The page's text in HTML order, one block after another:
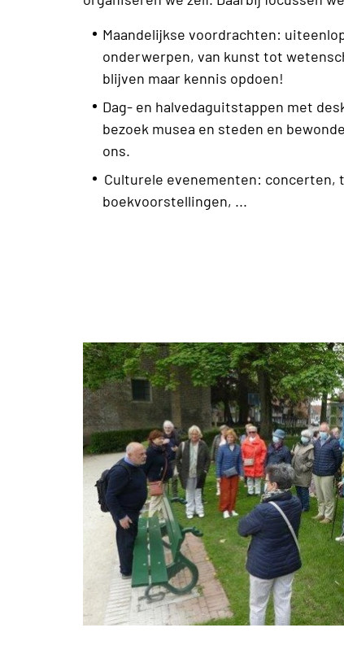
Maandelijkse voordrachten:
onderwerpen, van kunst tot
blijven maar kennis opdoen!
Dag- en halvedaguitstappen met
bezoek musea en steden en
ons.
Culturele evenementen: concerten,
boekvoorstellingen, ...